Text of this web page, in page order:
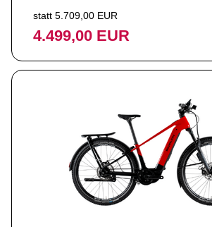
statt 5.709,00 EUR
4.499,00 EUR